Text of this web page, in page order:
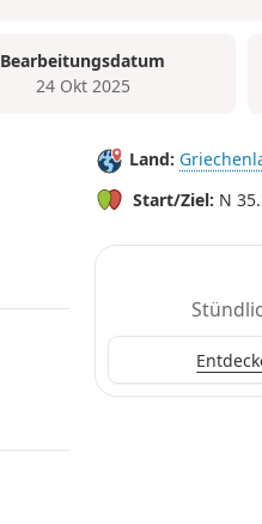
Bearbeitungsdatum
24 Okt 2025
Land:
Start/Ziel: N